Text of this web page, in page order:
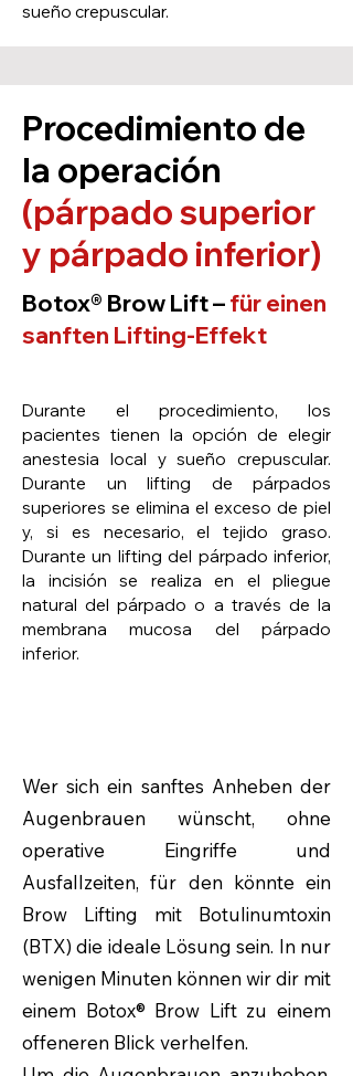
sueño crepuscular.
Procedimiento de
la operación
(párpado superior
y párpado inferior)
Botox® Brow Lift –für einen
sanften Lifting-Effekt
Durante el procedimiento, los
pacientes tienen la opción de elegir
anestesia local y sueño crepuscular.
Durante un lifting de párpados
superiores se elimina el exceso de piel
y, si es necesario, el tejido graso.
Durante un lifting del párpado inferior,
la incisión se realiza en el pliegue
natural del párpado o a través de la
membrana mucosa del párpado
inferior.
Wer sich ein sanftes Anheben der
Augenbrauen wünscht, ohne
operative Eingriffe und
Ausfallzeiten, für den könnte ein
Brow Lifting mit Botulinumtoxin
(BTX) die ideale Lösung sein. In nur
wenigen Minuten können wir dir mit
einem Botox® Brow Lift zu einem
offeneren Blick verhelfen.